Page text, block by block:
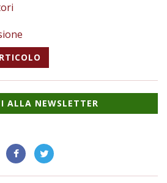
ALLA NEWSLETTER